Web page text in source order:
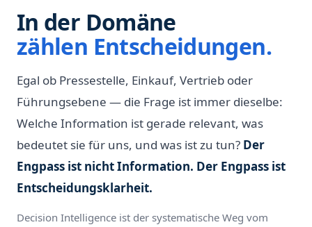
In der Domäne
zählen Entscheidungen.
Egal ob Pressestelle, Einkauf, Vertrieb oder
Führungsebene — die Frage ist immer dieselbe:
Welche Information ist gerade relevant, was
bedeutet sie für uns, und was ist zu tun? Der
Engpass ist nicht Information. Der Engpass ist
Entscheidungsklarheit.
Decision Intelligence ist der systematische Weg vom